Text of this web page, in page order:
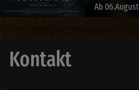
Ab 06.August
Kontakt